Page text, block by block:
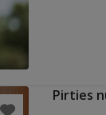
Pirties